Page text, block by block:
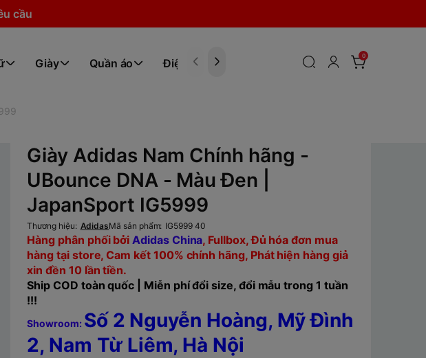
cầu
Giày Quần áo Điện tử
0
Giày Adidas Nam Chính hãng -
UBounce DNA - Màu Đen |
JapanSport IG5999
Thương hiệu: AdidasMã sản phẩm: IG5999 40
Hàng phân phối bởiAdidas China, Fullbox, Đủ hóa đơn mua
hàng tại store, Cam kết 100% chính hãng, Phát hiện hàng giả
xin đền 10 lần tiền.
Ship COD toàn quốc | Miễn phí đổi size, đổi mẫu trong 1 tuần
!!!
Showroom: Số 2 Nguyễn Hoàng, Mỹ Đình
2, Nam Từ Liêm, Hà Nội